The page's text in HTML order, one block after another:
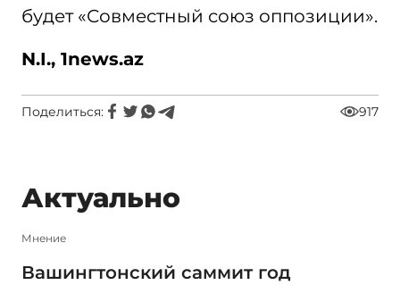
будет «Совместный союз оппозиции».
N.I., 1news.az
Поделиться: 917
Актуально
Мнение
Вашингтонский саммит год